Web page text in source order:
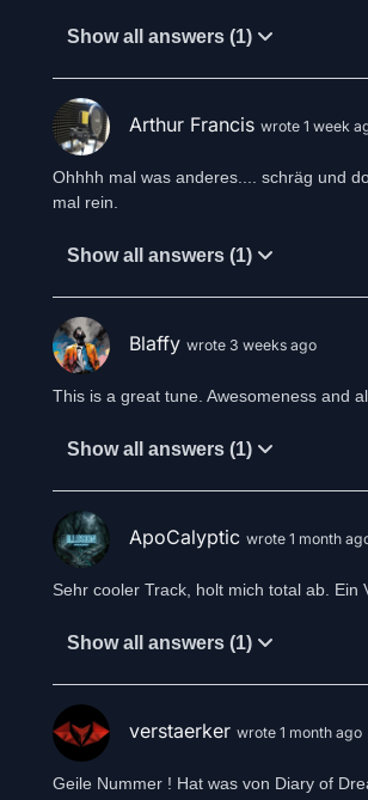
Show all answers (1)
Arthur Francis wrote 1 week
Ohhhh mal was anderes.... schräg und
mal rein.
Show all answers (1)
Blaffy wrote 3 weeks ago
This is a great tune. Awesomeness and
Show all answers (1)
ApoCalyptic wrote 1 month
Sehr cooler Track, holt mich total ab. Ein
Show all answers (1)
verstaerker wrote 1 month ago
Geile Nummer ! Hat was von Diary of